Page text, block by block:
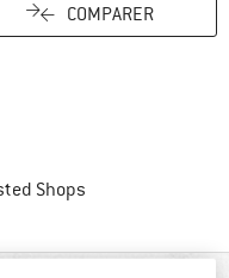
COMPARER
Shops